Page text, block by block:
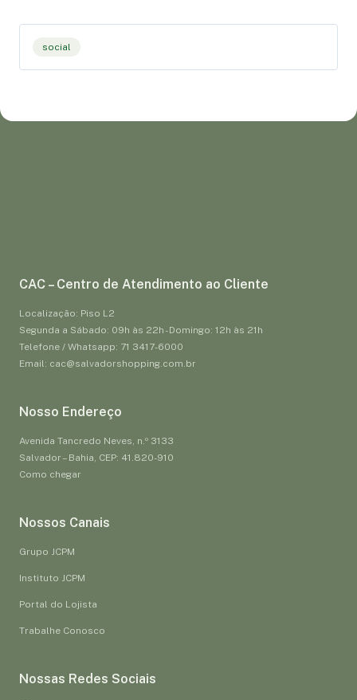
social
CAC – Centro de Atendimento ao Cliente
Localização: Piso L2
Segunda a Sábado: 09h às 22h - Domingo: 12h às 21h
Telefone / Whatsapp: 71 3417-6000
Email: cac@salvadorshopping.com.br
Nosso Endereço
Avenida Tancredo Neves, n.º 3133
Salvador – Bahia, CEP: 41.820-910
Como chegar
Nossos Canais
Grupo JCPM
Instituto JCPM
Portal do Lojista
Trabalhe Conosco
Nossas Redes Sociais